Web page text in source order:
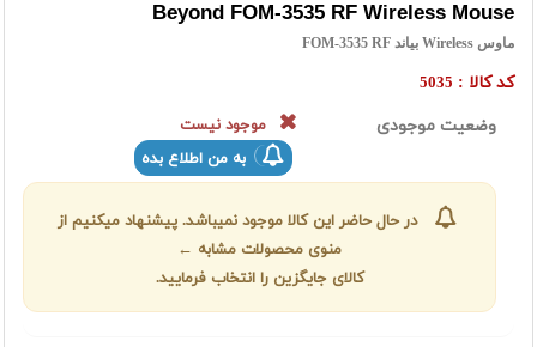
Beyond FOM-3535 RF Wireless Mouse
ماوس Wireless بیاند FOM-3535 RF
کد کالا : 5035
وضعیت موجودی
موجود نیست
به من اطلاع بده
در حال حاضر این کالا موجود نمیباشد. پیشنهاد میکنیم از
منوی محصولات مشابه ←
کالای جایگزین را انتخاب فرمایید.